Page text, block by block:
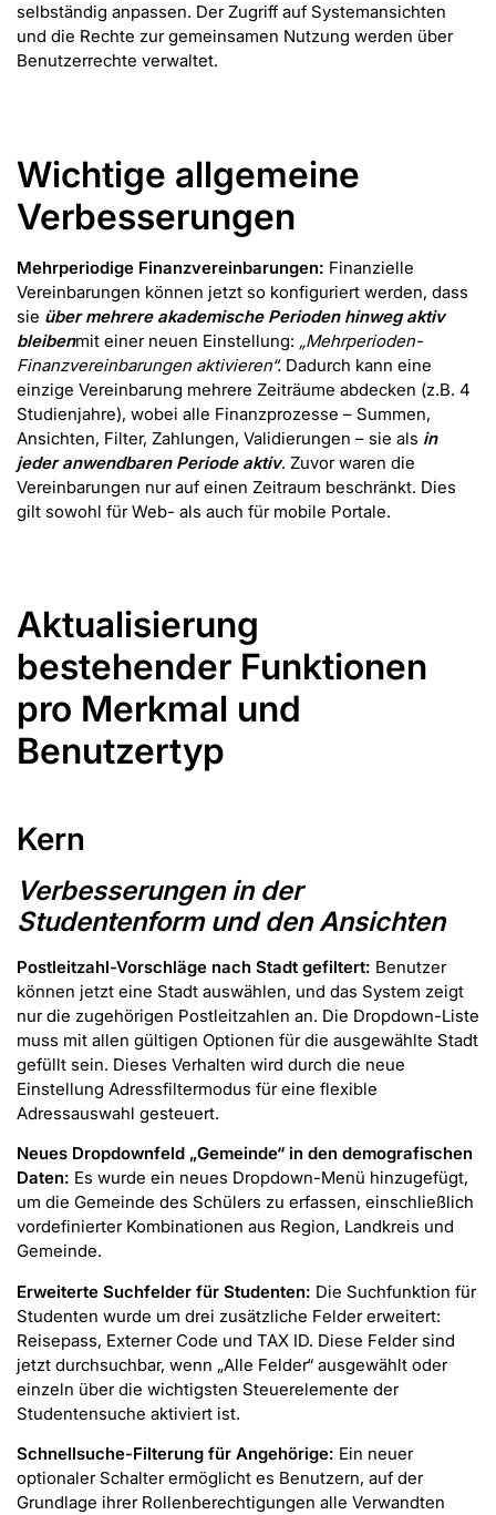
selbständig anpassen. Der Zugriff auf Systemansichten
und die Rechte zur gemeinsamen Nutzung werden über
Benutzerrechte verwaltet.
Wichtige allgemeine
Verbesserungen
Mehrperiodige Finanzvereinbarungen: Finanzielle
Vereinbarungen können jetzt so konfiguriert werden, dass
sie über mehrere akademische Perioden hinweg aktiv
bleibenmit einer neuen Einstellung: „Mehrperioden-
Finanzvereinbarungen aktivieren“. Dadurch kann eine
einzige Vereinbarung mehrere Zeiträume abdecken (z.B. 4
Studienjahre), wobei alle Finanzprozesse – Summen,
Ansichten, Filter, Zahlungen, Validierungen – sie als in
jeder anwendbaren Periode aktiv. Zuvor waren die
Vereinbarungen nur auf einen Zeitraum beschränkt. Dies
gilt sowohl für Web- als auch für mobile Portale.
Aktualisierung
bestehender Funktionen
pro Merkmal und
Benutzertyp
Kern
Verbesserungen in der
Studentenform und den Ansichten
Postleitzahl-Vorschläge nach Stadt gefiltert: Benutzer
können jetzt eine Stadt auswählen, und das System zeigt
nur die zugehörigen Postleitzahlen an. Die Dropdown-Liste
muss mit allen gültigen Optionen für die ausgewählte Stadt
gefüllt sein. Dieses Verhalten wird durch die neue
Einstellung Adressfiltermodus für eine flexible
Adressauswahl gesteuert.
Neues Dropdownfeld „Gemeinde“ in den demografischen
Daten: Es wurde ein neues Dropdown-Menü hinzugefügt,
um die Gemeinde des Schülers zu erfassen, einschließlich
vordefinierter Kombinationen aus Region, Landkreis und
Gemeinde.
Erweiterte Suchfelder für Studenten: Die Suchfunktion für
Studenten wurde um drei zusätzliche Felder erweitert:
Reisepass, Externer Code und TAX ID. Diese Felder sind
jetzt durchsuchbar, wenn „Alle Felder“ ausgewählt oder
einzeln über die wichtigsten Steuerelemente der
Studentensuche aktiviert ist.
Schnellsuche-Filterung für Angehörige: Ein neuer
optionaler Schalter ermöglicht es Benutzern, auf der
Grundlage ihrer Rollenberechtigungen alle Verwandten